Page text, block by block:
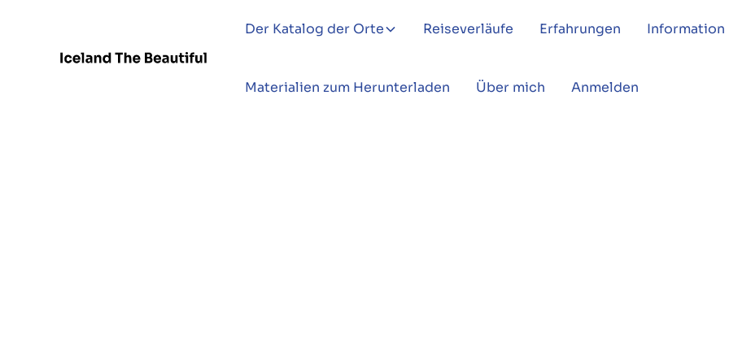
Der Katalog der Orte Reiseverläufe Erfahrungen Information
Materialien zum Herunterladen Über mich Anmelden